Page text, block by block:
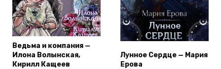
Ведьма и компания —
Илона Волынская,
Кирилл Кащеев
Лунное Сердце — Мария
Ерова